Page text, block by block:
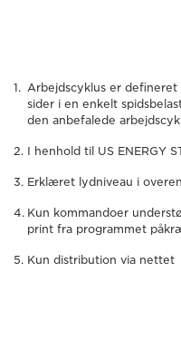
Arbejdscyklus er defineret
sider i en enkelt
den anbefalede
I henhold til US ENERGY
Erklæret lydniveau i
Kun kommandoer
print fra programmet
Kun distribution via nettet